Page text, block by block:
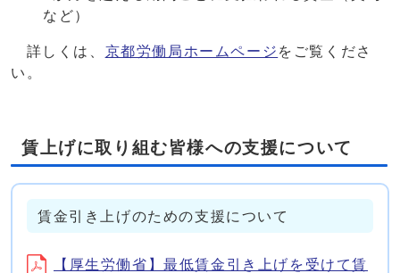
など）
詳しくは、 京都労働局ホームページ をご覧くださ
い。
賃上げに取り組む皆様への支援について
賃金引き上げのための支援について
【厚生労働省】最低賃金引き上げを受けて賃